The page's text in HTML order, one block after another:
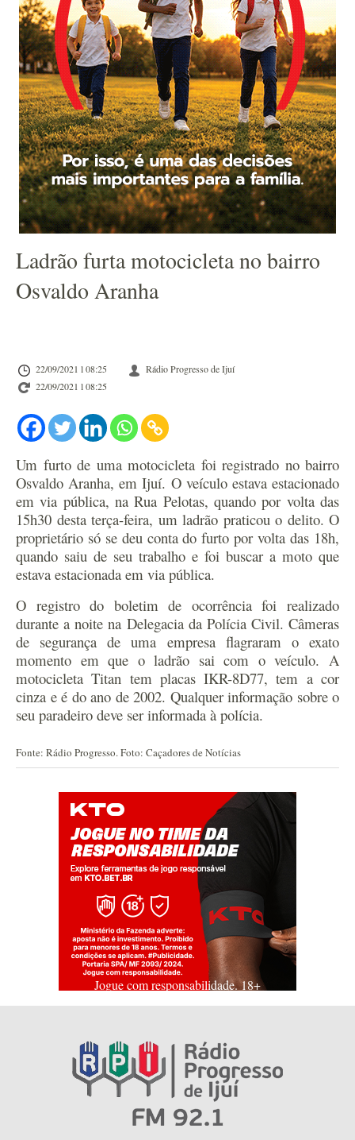
Ladrão furta motocicleta no bairro
Osvaldo Aranha
22/09/2021 l 08:25
Rádio Progresso de Ijuí
22/09/2021 l 08:25
Um furto de uma motocicleta foi registrado no bairro
Osvaldo Aranha, em Ijuí. O veículo estava estacionado
em via pública, na Rua Pelotas, quando por volta das
15h30 desta terça-feira, um ladrão praticou o delito. O
proprietário só se deu conta do furto por volta das 18h,
quando saiu de seu trabalho e foi buscar a moto que
estava estacionada em via pública.
O registro do boletim de ocorrência foi realizado
durante a noite na Delegacia da Polícia Civil. Câmeras
de segurança de uma empresa flagraram o exato
momento em que o ladrão sai com o veículo. A
motocicleta Titan tem placas IKR-8D77, tem a cor
cinza e é do ano de 2002. Qualquer informação sobre o
seu paradeiro deve ser informada à polícia.
Fonte: Rádio Progresso. Foto: Caçadores de Notícias
Jogue com responsabilidade. 18+